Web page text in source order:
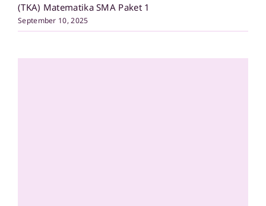
(TKA) Matematika SMA Paket 1
September 10, 2025